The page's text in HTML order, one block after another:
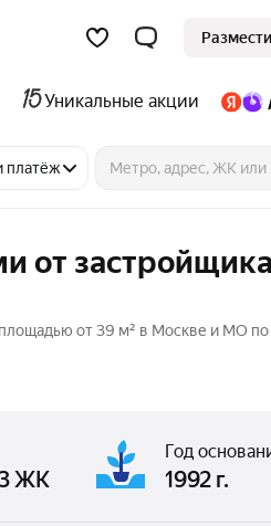
Уникальные акции
платёж
от застройщика
от 39 м² в Москве и МО по
ЖК
Год
1992 г.